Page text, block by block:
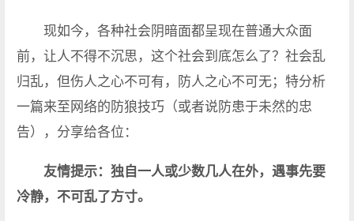
现如今，各种社会阴暗面都呈现在普通大众面
前，让人不得不沉思，这个社会到底怎么了？社会乱
归乱，但伤人之心不可有，防人之心不可无；特分析
一篇来至网络的防狼技巧（或者说防患于未然的忠
告），分享给各位：
友情提示：独自一人或少数几人在外，遇事先要
冷静，不可乱了方寸。